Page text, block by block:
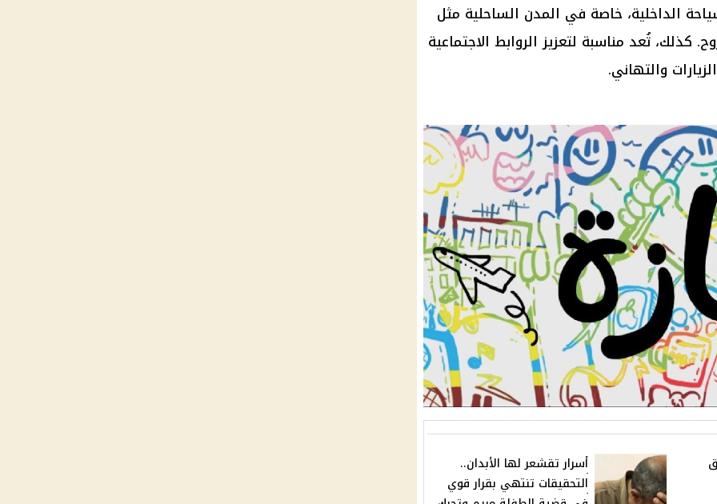
الداخلية، خاصة في المدن الساحلية مثل
تُعد مناسبة لتعزيز الروابط الاجتماعية
والتهاني.
أسرار تقشعر لها الأبدان..
التحقيقات تنتهي بقرار قوي